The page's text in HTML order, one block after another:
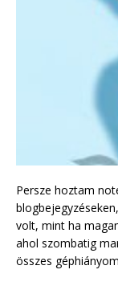
Persze hoztam
volt, mint ha
ahol szombatig
összes